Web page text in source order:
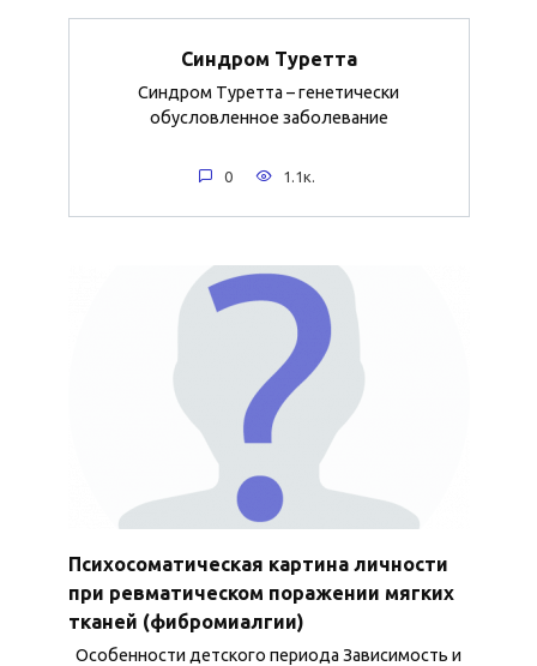
Синдром Туретта
Синдром Туретта – генетически
обусловленное заболевание
0 1.1к.
Психосоматическая картина личности
при ревматическом поражении мягких
тканей (фибромиалгии)
Особенности детского периода Зависимость и